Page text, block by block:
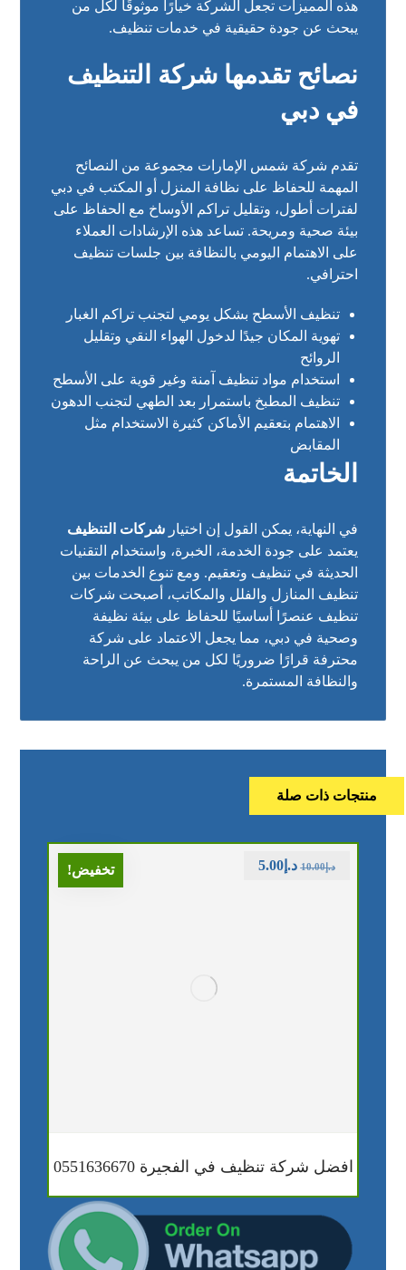
هذه المميزات تجعل الشركة خيارًا موثوقًا لكل من
يبحث عن جودة حقيقية في خدمات تنظيف.
نصائح تقدمها شركة التنظيف
في دبي
تقدم شركة شمس الإمارات مجموعة من النصائح
المهمة للحفاظ على نظافة المنزل أو المكتب في دبي
لفترات أطول، وتقليل تراكم الأوساخ مع الحفاظ على
بيئة صحية ومريحة. تساعد هذه الإرشادات العملاء
على الاهتمام اليومي بالنظافة بين جلسات تنظيف
احترافي.
تنظيف الأسطح بشكل يومي لتجنب تراكم الغبار
تهوية المكان جيدًا لدخول الهواء النقي وتقليل
الروائح
استخدام مواد تنظيف آمنة وغير قوية على الأسطح
تنظيف المطبخ باستمرار بعد الطهي لتجنب الدهون
الاهتمام بتعقيم الأماكن كثيرة الاستخدام مثل
المقابض
الخاتمة
في النهاية، يمكن القول إن اختيار شركات التنظيف
يعتمد على جودة الخدمة، الخبرة، واستخدام التقنيات
الحديثة في تنظيف وتعقيم. ومع تنوع الخدمات بين
تنظيف المنازل والفلل والمكاتب، أصبحت شركات
تنظيف عنصرًا أساسيًا للحفاظ على بيئة نظيفة
وصحية في دبي، مما يجعل الاعتماد على شركة
محترفة قرارًا ضروريًا لكل من يبحث عن الراحة
والنظافة المستمرة.
منتجات ذات صلة
تخفيض!
افضل شركة تنظيف في الفجيرة 0551636670
د.إ10.00 د.إ5.00